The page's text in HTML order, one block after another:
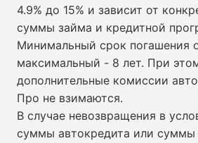
4.9% до 15% и зависит от
суммы займа и кредитной
Минимальный срок погашения
максимальный - 8 лет. При
дополнительные комиссии
Про не взимаются.
В случае невозвращения в
суммы автокредита или суммы